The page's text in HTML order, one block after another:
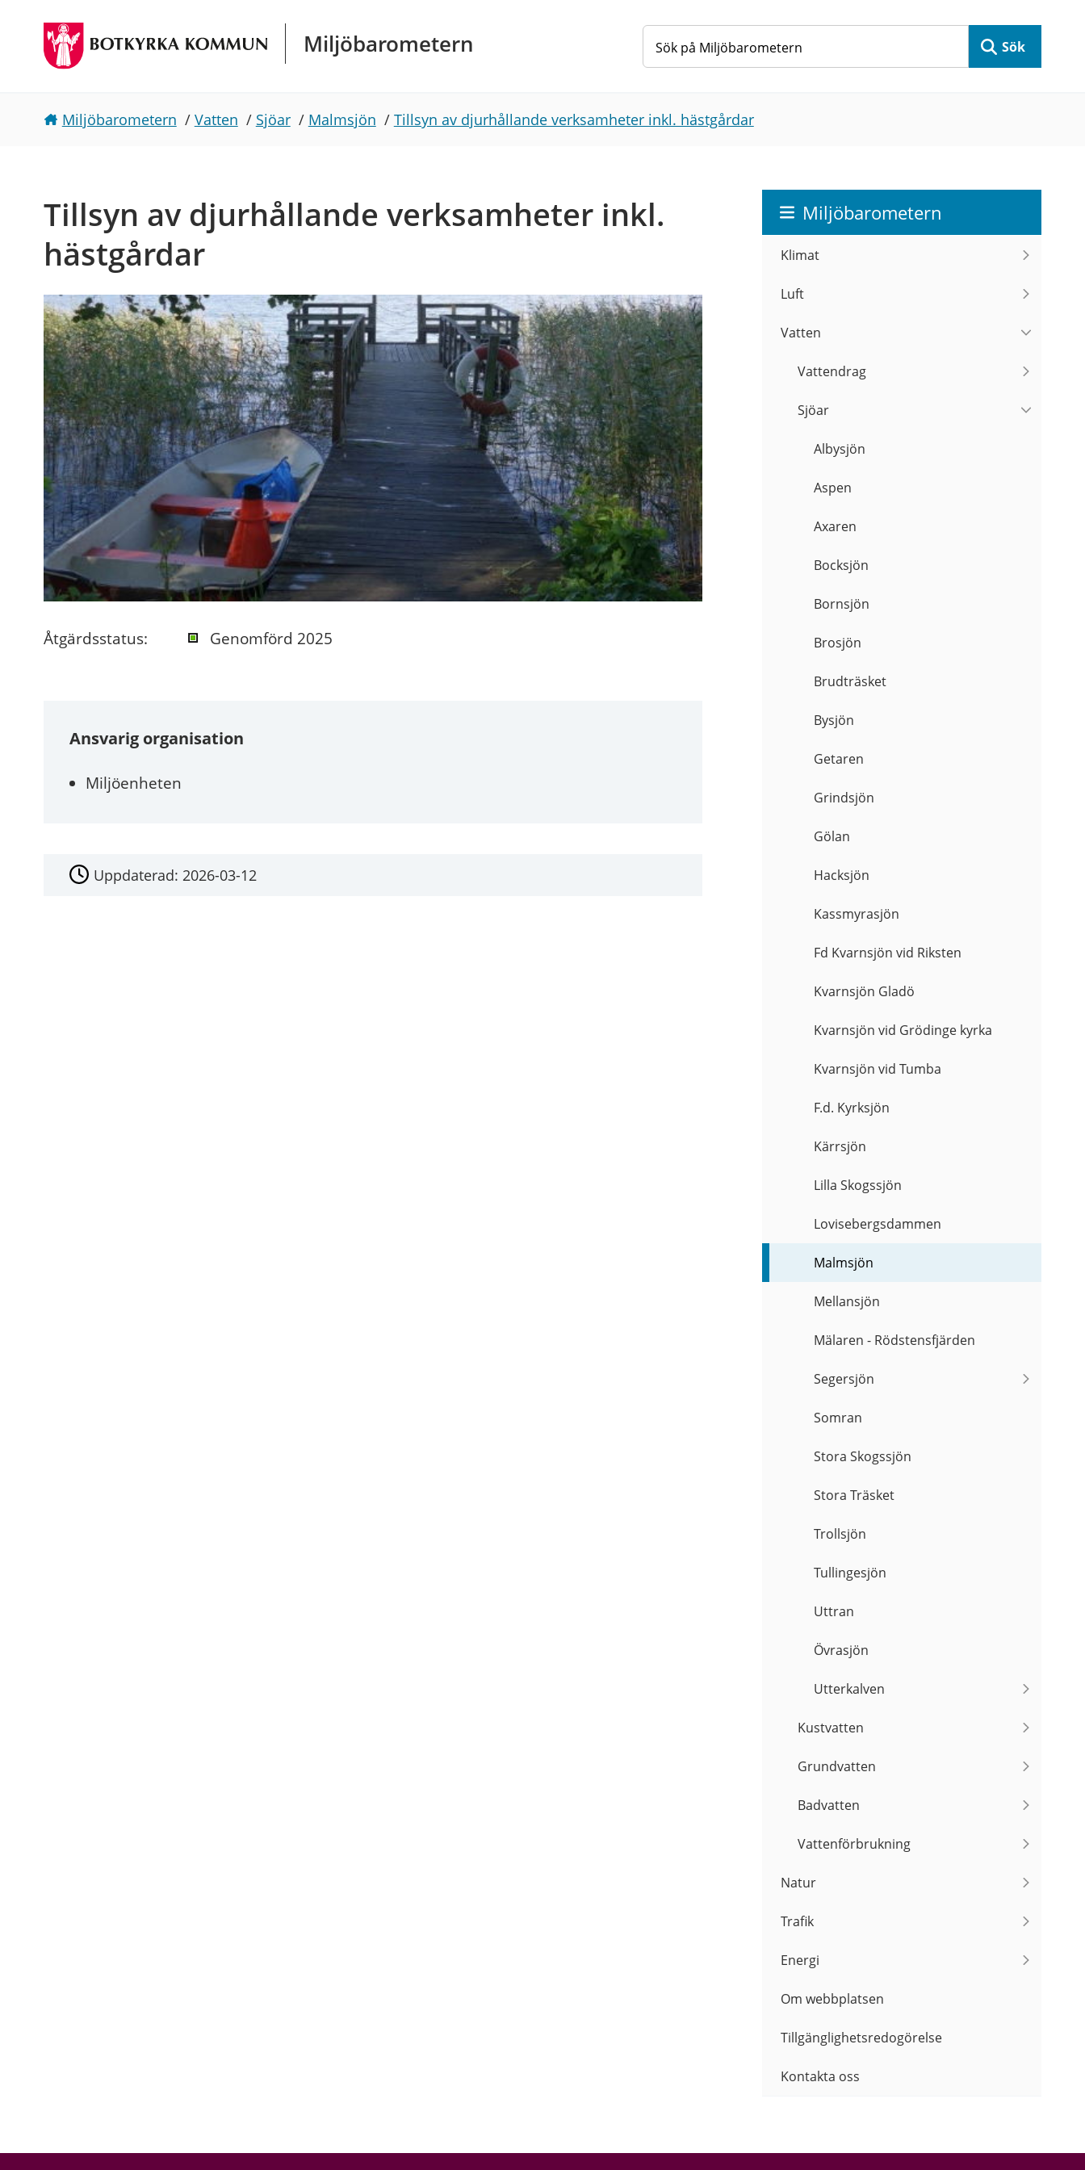
Miljöbarometern Sök
Miljöbarometern / Vatten / Sjöar / Malmsjön / Tillsyn av djurhållande verksamheter inkl. hästgårdar
Tillsyn av djurhållande verksamheter inkl.
hästgårdar
Åtgärdsstatus: Genomförd 2025
Ansvarig organisation
Miljöenheten
Uppdaterad:2026-03-12
Miljöbarometern
Klimat
Luft
Vatten
Vattendrag
Sjöar
Albysjön
Aspen
Axaren
Bocksjön
Bornsjön
Brosjön
Brudträsket
Bysjön
Getaren
Grindsjön
Gölan
Hacksjön
Kassmyrasjön
Fd Kvarnsjön vid Riksten
Kvarnsjön Gladö
Kvarnsjön vid Grödinge kyrka
Kvarnsjön vid Tumba
F.d. Kyrksjön
Kärrsjön
Lilla Skogssjön
Lovisebergsdammen
Malmsjön
Mellansjön
Mälaren - Rödstensfjärden
Segersjön
Somran
Stora Skogssjön
Stora Träsket
Trollsjön
Tullingesjön
Uttran
Övrasjön
Utterkalven
Kustvatten
Grundvatten
Badvatten
Vattenförbrukning
Natur
Trafik
Energi
Om webbplatsen
Tillgänglighetsredogörelse
Kontakta oss